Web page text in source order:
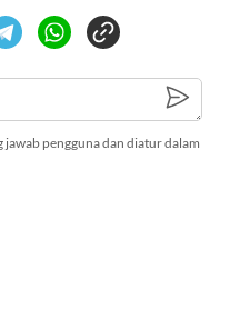
pengguna dan diatur dalam